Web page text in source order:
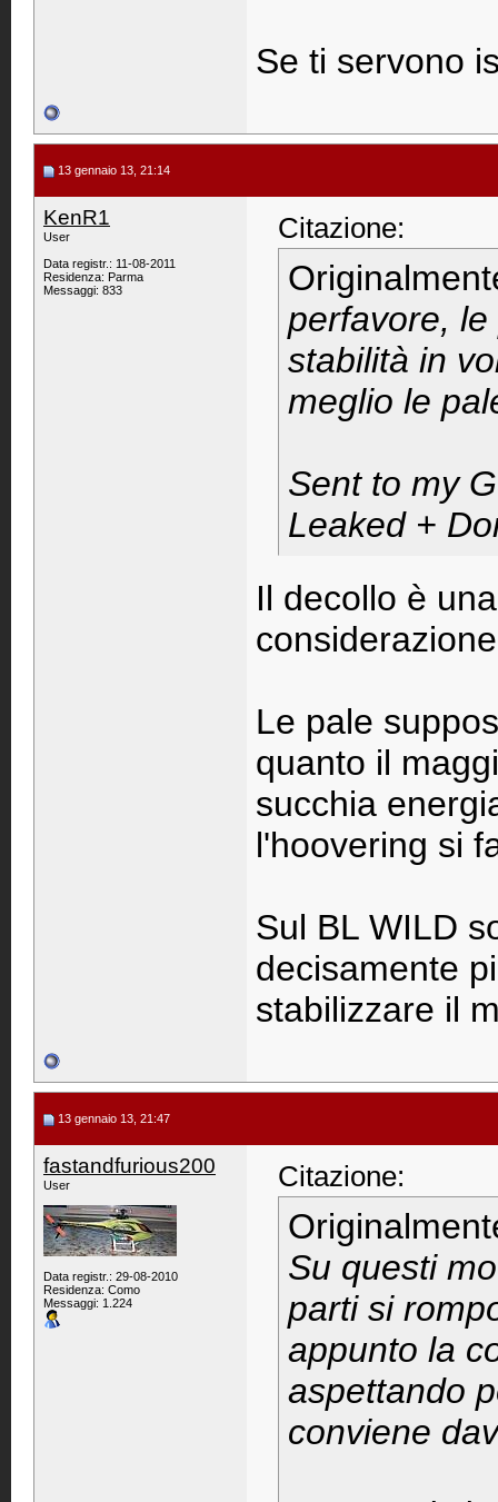
Se ti servono
13 gennaio 13, 21:14
KenR1
User
Data registr.: 11-08-2011
Residenza: Parma
Messaggi: 833
Citazione:
perfavore,
stabilità in
meglio le
Sent to my
Leaked +
Il decollo è
Le pale
quanto il
succhia
l'hoovering si
Sul BL WILD
decisamente
stabilizzare il
13 gennaio 13, 21:47
fastandfurious200
User
Data registr.: 29-08-2010
Residenza: Como
Messaggi: 1.224
Citazione:
Su questi
parti si
appunto la
aspettando
conviene